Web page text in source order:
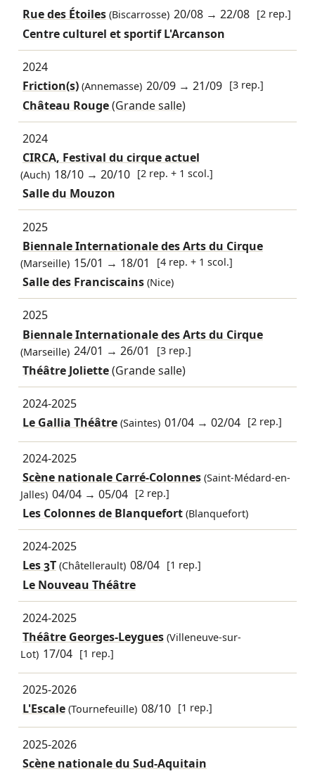
Rue des Étoiles(Biscarrosse) 20/08 →22/08 [2 rep.]
Centre culturel et sportif L'Arcanson
2024
Friction(s)(Annemasse) 20/09 →21/09 [3 rep.]
Château Rouge(Grande salle)
2024
CIRCA, Festival du cirque actuel
(Auch) 18/10 →20/10 [2 rep. + 1 scol.]
Salle du Mouzon
2025
Biennale Internationale des Arts du Cirque
(Marseille) 15/01 → 18/01 [4 rep. + 1 scol.]
Salle des Franciscains (Nice)
2025
Biennale Internationale des Arts du Cirque
(Marseille) 24/01 →26/01 [3 rep.]
Théâtre Joliette(Grande salle)
2024-2025
Le Gallia Théâtre(Saintes) 01/04 →02/04 [2 rep.]
2024-2025
Scène nationale Carré-Colonnes(Saint-Médard-en-
Jalles) 04/04 →05/04 [2 rep.]
Les Colonnes de Blanquefort (Blanquefort)
2024-2025
Les 3T(Châtellerault) 08/04 [1 rep.]
Le Nouveau Théâtre
2024-2025
Théâtre Georges-Leygues(Villeneuve-sur-
Lot) 17/04 [1 rep.]
2025-2026
L'Escale(Tournefeuille) 08/10 [1 rep.]
2025-2026
Scène nationale du Sud-Aquitain